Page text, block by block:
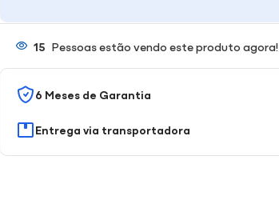
15 Pessoas estão vendo este produto agora!
6 Meses de Garantia
Entrega via transportadora